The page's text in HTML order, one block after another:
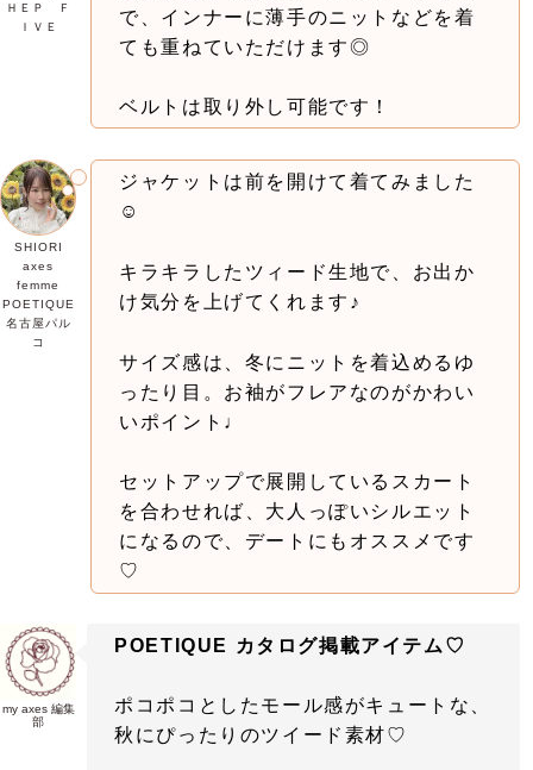
ＨＥＰ Ｆ
ＩＶＥ
で、インナーに薄手のニットなどを着
ても重ねていただけます◎
ベルトは取り外し可能です！
SHIORI
axes
femme
POETIQUE
名古屋パル
コ
ジャケットは前を開けて着てみました
☺︎
キラキラしたツィード生地で、お出か
け気分を上げてくれます♪
サイズ感は、 冬にニットを着込めるゆ
ったり目。お袖がフレアなのがかわい
いポイント♩
セットアップで展開しているスカート
を合わせれば、大人っぽいシルエット
になるので、デートにもオススメです
♡
my axes 編集
部
POETIQUE カタログ掲載アイテム♡
ポコポコとしたモール感がキュートな、
秋にぴったりのツイード素材♡